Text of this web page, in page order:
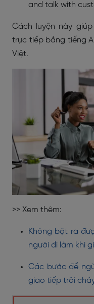
and talk with
Cách luyện này
trực tiếp bằng tiếng
Việt.
>> Xem thêm:
Không bật ra
người đi làm khi
Các bước để
giao tiếp trôi